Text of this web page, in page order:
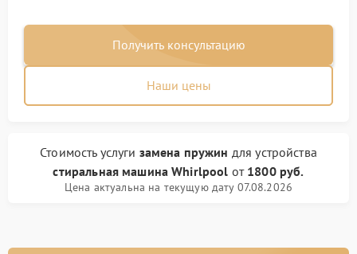
Получить консультацию
Наши цены
Стоимость услуги замена пружин для устройства
стиральная машина Whirlpool от 1800 руб.
Цена актуальна на текущую дату 07.08.2026